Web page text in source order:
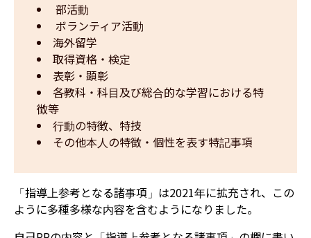
部活動
ボランティア活動
海外留学
取得資格・検定
表彰・顕彰
各教科・科目及び総合的な学習における特
徴等
行動の特徴、特技
その他本人の特徴・個性を表す特記事項
「指導上参考となる諸事項」は2021年に拡充され、この
ように多種多様な内容を含むようになりました。